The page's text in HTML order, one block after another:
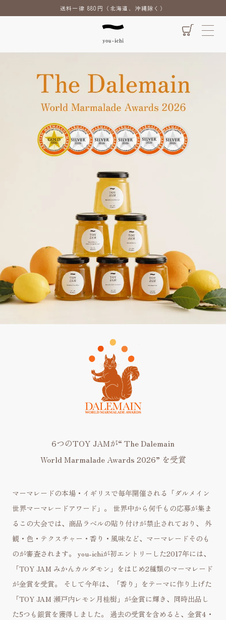
送料一律 880円（北海道、沖縄除く）
6つのTOY JAMが“ The Dalemain
World Marmalade Awards 2026” を受賞
マーマレードの本場・イギリスで毎年開催される「ダルメイン
世界マーマレードアワード」。
世界中から何千もの応募が集ま
るこの大会では、商品ラベルの貼り付けが禁止されており、
外
観・色・テクスチャー・香り・風味など、マーマレードそのも
のが審査されます。
you-ichiが初エントリーした2017年には、
「TOY JAM みかんカルダモン」をはじめ2種類のマーマレード
が金賞を受賞。
そして今年は、「香り」をテーマに作り上げた
「TOY JAM 瀬戸内レモン月桂樹」が金賞に輝き、同時出品し
た5つも銀賞を獲得しました。
過去の受賞を含めると、金賞4・